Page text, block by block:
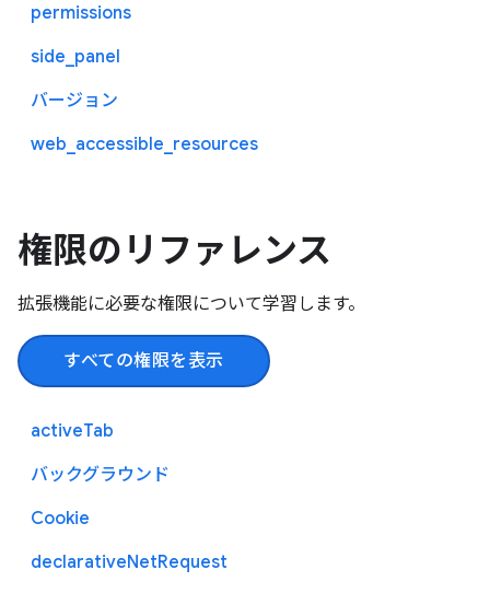
permissions
side_panel
バージョン
web_accessible_resources
権限のリファレンス
拡張機能に必要な権限について学習します。
すべての権限を表示
activeTab
バックグラウンド
Cookie
declarativeNetRequest